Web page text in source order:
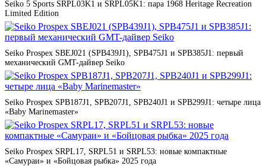
Seiko 5 Sports SRPL03K1 и SRPL05K1: пара 1968 Heritage Recreation
Limited Edition
Seiko Prospex SBEJ021 (SPB439J1), SPB475J1 и SPB385J1: первый
механический GMT-дайвер Seiko
Seiko Prospex SPB187J1, SPB207J1, SPB240J1 и SPB299J1: четыре лица
«Baby Marinemaster»
Seiko Prospex SRPL17, SRPL51 и SRPL53: новые компактные
«Самураи» и «Бойцовая рыбка» 2025 года